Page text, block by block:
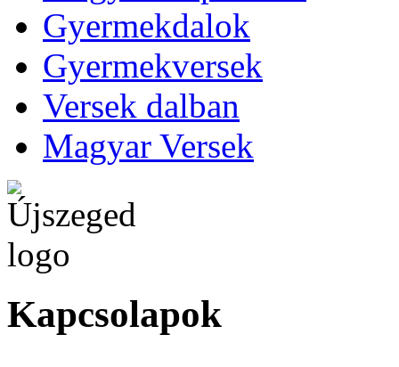
Gyermekdalok
Gyermekversek
Versek dalban
Magyar Versek
Kapcsolapok